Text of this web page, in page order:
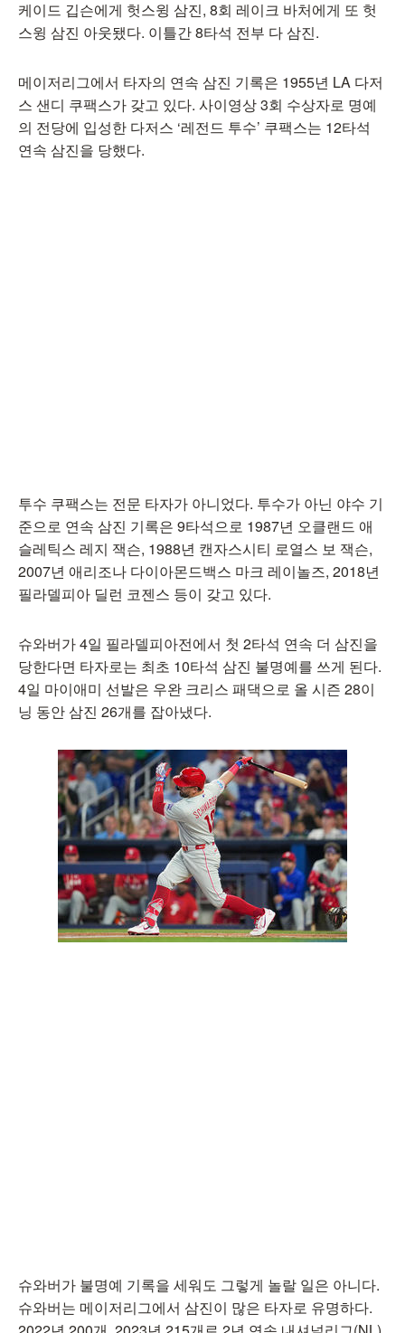
케이드 깁슨에게 헛스윙 삼진, 8회 레이크 바처에게 또 헛
스윙 삼진 아웃됐다. 이틀간 8타석 전부 다 삼진.
메이저리그에서 타자의 연속 삼진 기록은 1955년 LA 다저
스 샌디 쿠팩스가 갖고 있다. 사이영상 3회 수상자로 명예
의 전당에 입성한 다저스 ‘레전드 투수’ 쿠팩스는 12타석
연속 삼진을 당했다.
투수 쿠팩스는 전문 타자가 아니었다. 투수가 아닌 야수 기
준으로 연속 삼진 기록은 9타석으로 1987년 오클랜드 애
슬레틱스 레지 잭슨, 1988년 캔자스시티 로열스 보 잭슨,
2007년 애리조나 다이아몬드백스 마크 레이놀즈, 2018년
필라델피아 딜런 코젠스 등이 갖고 있다.
슈와버가 4일 필라델피아전에서 첫 2타석 연속 더 삼진을
당한다면 타자로는 최초 10타석 삼진 불명예를 쓰게 된다.
4일 마이애미 선발은 우완 크리스 패댁으로 올 시즌 28이
닝 동안 삼진 26개를 잡아냈다.
슈와버가 불명예 기록을 세워도 그렇게 놀랄 일은 아니다.
슈와버는 메이저리그에서 삼진이 많은 타자로 유명하다.